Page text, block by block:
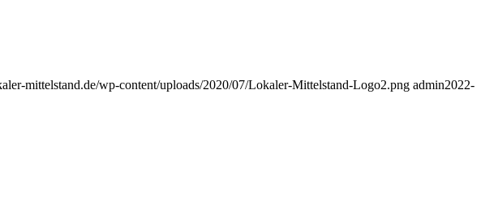
mittelstand.de/wp-content/uploads/2020/07/Lokaler-Mittelstand-Logo2.png admin2022-